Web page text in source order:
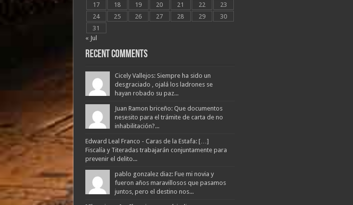
17
18 19 20 21 22
23
24
25 26 27 28 29
30
31
« Jul
Recent Comments
Cicely Vallejos: Siempre ha sido un
desgraciado , ojalá los ladrones se
hayan robado su paz...
Juan Ramon briceño: Que documentos
nesesito para el trámite de carta de no
inhabilitación?...
Edward Leal Franco - Caras de la Estafa: […]
Fiscalía y Titeradas trabajarán conjuntamente para
prevenir el delito...
pablo gonzalez diaz: Fue mi novia y
fueron años maravillosos que pasamos
juntos, pero el destino nos...